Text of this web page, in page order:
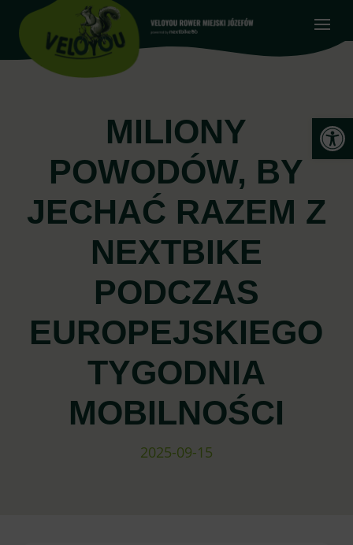
MILIONY
POWODÓW, BY
JECHAĆ RAZEM Z
NEXTBIKE
PODCZAS
EUROPEJSKIEGO
TYGODNIA
MOBILNOŚCI
2025-09-15